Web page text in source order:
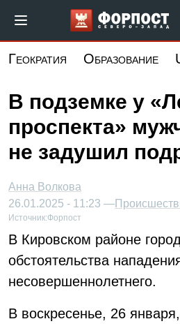
основному
Форпост
Геократия Образование
В подземке у
проспекта»
не задушил
Анна Волкова
26.01.2025 - 11:23 —
Источник:Форпост
В Кировском районе
обстоятельства
несовершеннолетнего.
В воскресенье, 26